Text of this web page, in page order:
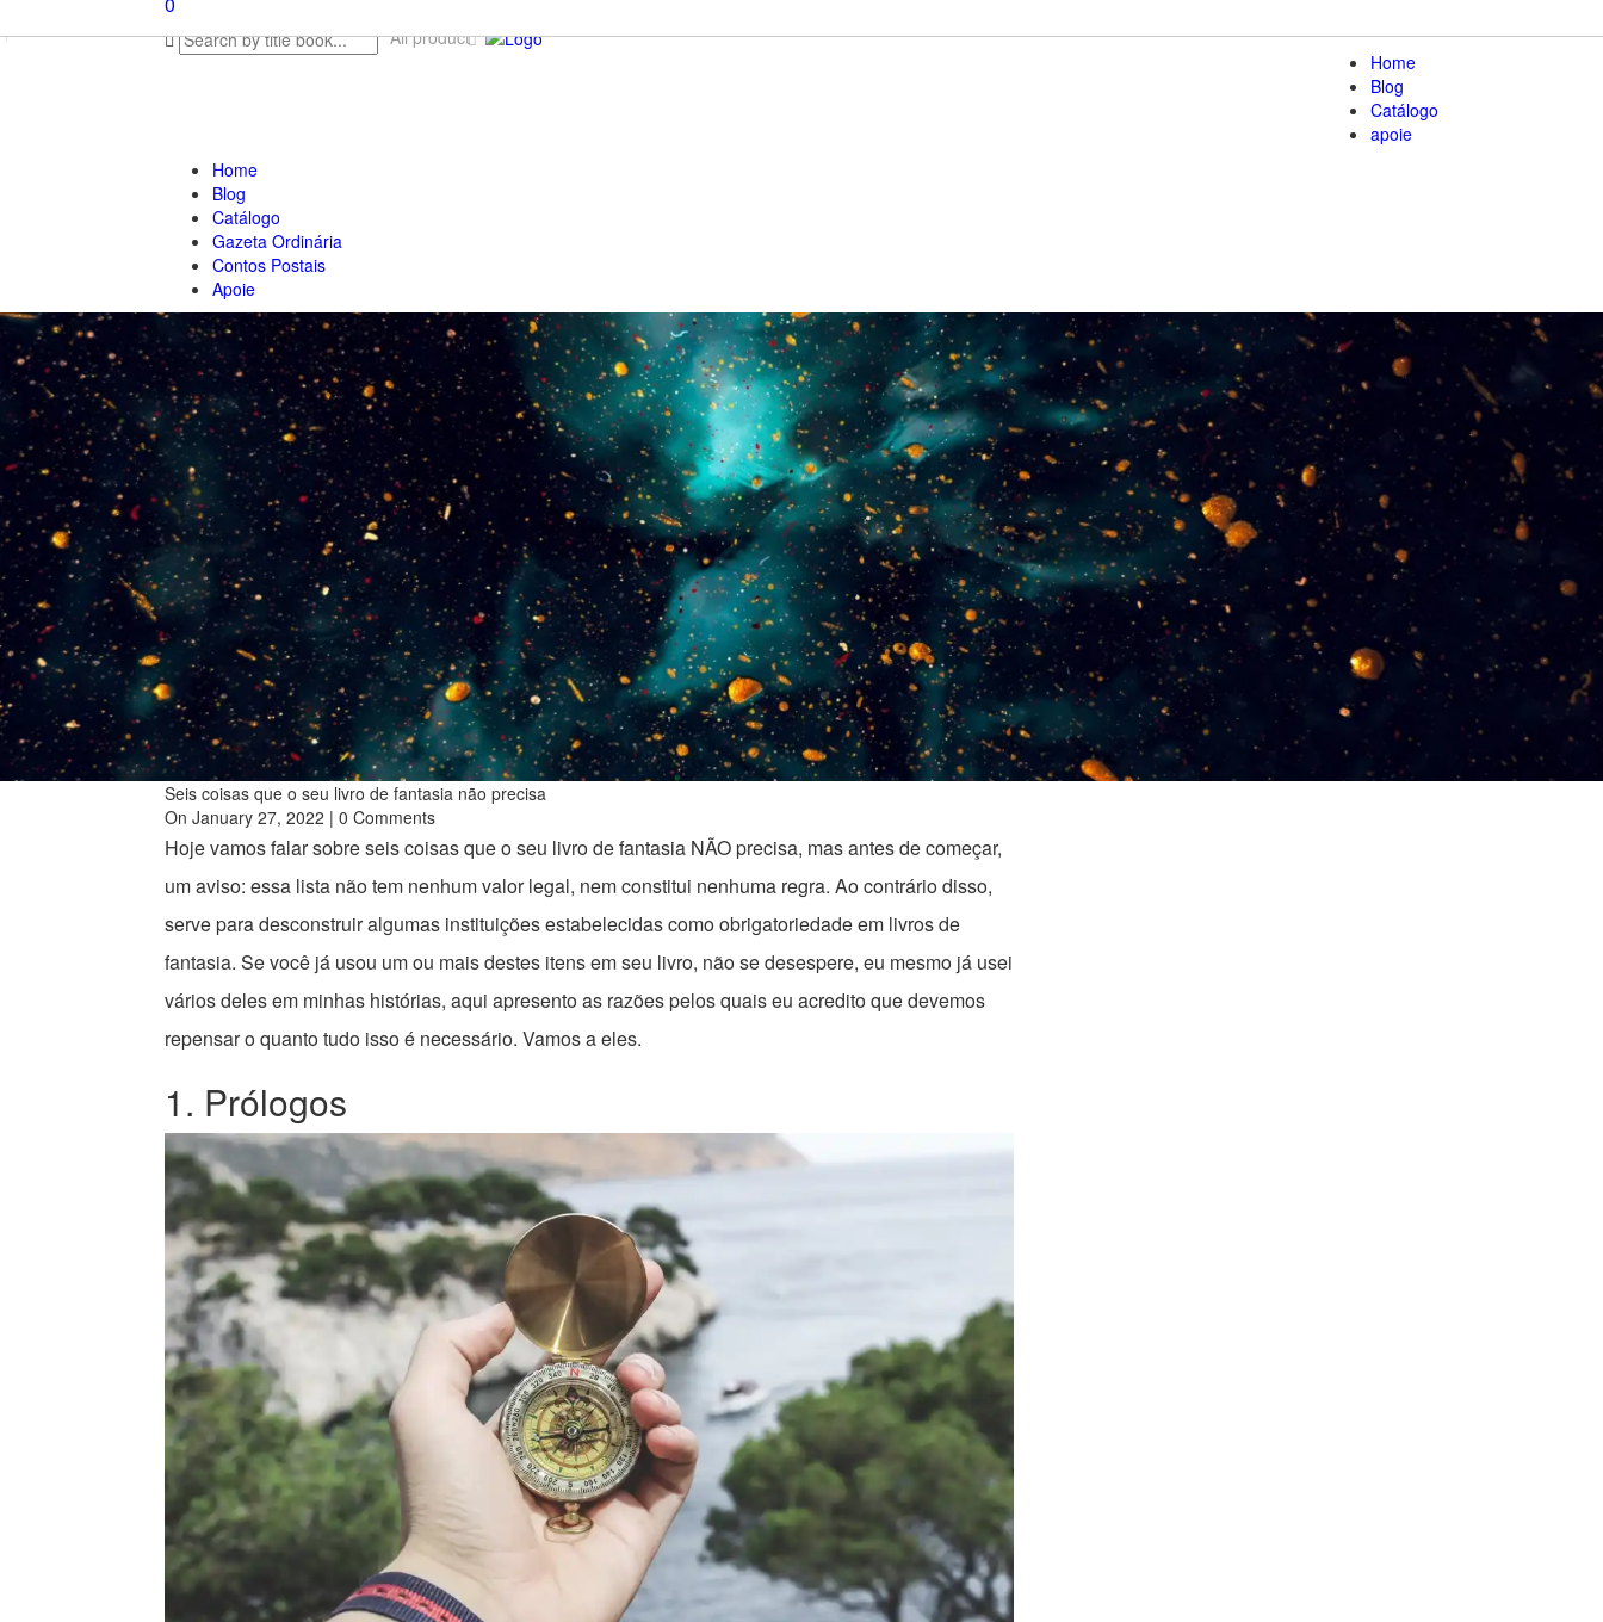
All product
Home
Blog
Catálogo
apoie
Home
Blog
Catálogo
Gazeta Ordinária
Contos Postais
Apoie
Seis coisas que o seu livro de fantasia não precisa
On January 27, 2022 | 0 Comments
Hoje vamos falar sobre seis coisas que o seu livro de fantasia NÃO precisa, mas antes de começar,
um aviso: essa lista não tem nenhum valor legal, nem constitui nenhuma regra. Ao contrário disso,
serve para desconstruir algumas instituições estabelecidas como obrigatoriedade em livros de
fantasia. Se você já usou um ou mais destes itens em seu livro, não se desespere, eu mesmo já usei
vários deles em minhas histórias, aqui apresento as razões pelos quais eu acredito que devemos
repensar o quanto tudo isso é necessário. Vamos a eles.
1. Prólogos